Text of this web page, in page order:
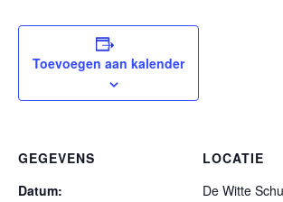
Toevoegen aan kalender
GEGEVENS
Datum:
LOCATIE
De Witte